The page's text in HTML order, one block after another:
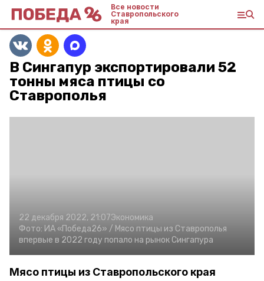
Все новости
Ставропольского
края
В Сингапур экспортировали 52
тонны мяса птицы со
Ставрополья
22 декабря 2022, 21:07Экономика
Фото: ИА «Победа26» / Мясо птицы из Ставрополья
впервые в 2022 году попало на рынок Сингапура
Мясо птицы из Ставропольского края